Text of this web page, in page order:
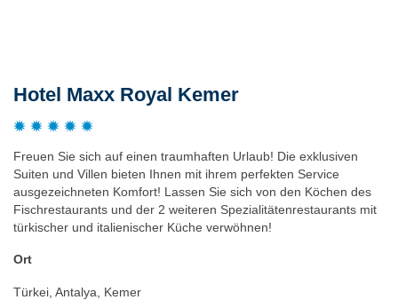
Hotel Maxx Royal Kemer
Freuen Sie sich auf einen traumhaften Urlaub! Die exklusiven
Suiten und Villen bieten Ihnen mit ihrem perfekten Service
ausgezeichneten Komfort! Lassen Sie sich von den Köchen des
Fischrestaurants und der 2 weiteren Spezialitätenrestaurants mit
türkischer und italienischer Küche verwöhnen!
Ort
Türkei, Antalya, Kemer